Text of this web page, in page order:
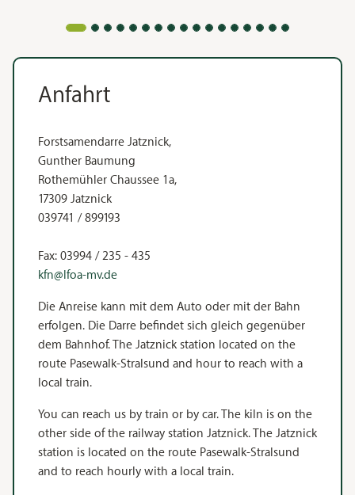
Anfahrt
Forstsamendarre Jatznick,
Gunther Baumung
Rothemühler Chaussee 1a,
17309 Jatznick
039741 / 899193
Fax: 03994 / 235 - 435
kfn@lfoa-mv.de
Die Anreise kann mit dem Auto oder mit der Bahn
erfolgen. Die Darre befindet sich gleich gegenüber
dem Bahnhof. The Jatznick station located on the
route Pasewalk-Stralsund and hour to reach with a
local train.
You can reach us by train or by car. The kiln is on the
other side of the railway station Jatznick. The Jatznick
station is located on the route Pasewalk-Stralsund
and to reach hourly with a local train.